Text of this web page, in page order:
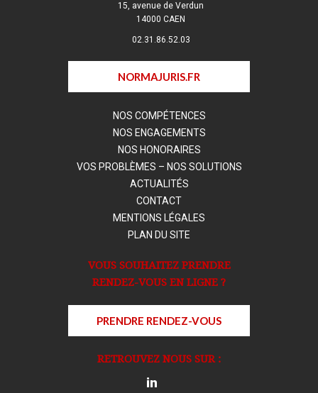
15, avenue de Verdun
14000 CAEN
02.31.86.52.03
NORMAJURIS.FR
NOS COMPÉTENCES
NOS ENGAGEMENTS
NOS HONORAIRES
VOS PROBLÈMES – NOS SOLUTIONS
ACTUALITÉS
CONTACT
MENTIONS LÉGALES
PLAN DU SITE
VOUS SOUHAITEZ PRENDRE
RENDEZ-VOUS EN LIGNE ?
PRENDRE RENDEZ-VOUS
RETROUVEZ NOUS SUR :